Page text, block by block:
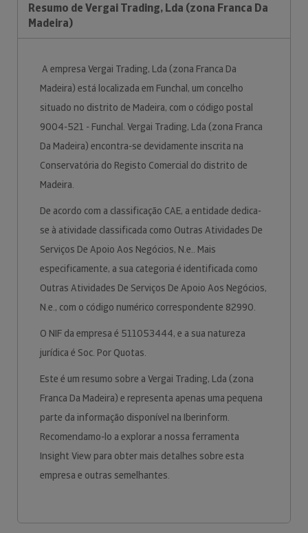
Resumo de Vergai Trading, Lda (zona Franca Da
Madeira)
A empresa Vergai Trading, Lda (zona Franca Da
Madeira) está localizada em Funchal, um concelho
situado no distrito de Madeira, com o código postal
9004-521 - Funchal. Vergai Trading, Lda (zona Franca
Da Madeira) encontra-se devidamente inscrita na
Conservatória do Registo Comercial do distrito de
Madeira.
De acordo com a classificação CAE, a entidade dedica-
se à atividade classificada como Outras Atividades De
Serviços De Apoio Aos Negócios, N.e.. Mais
especificamente, a sua categoria é identificada como
Outras Atividades De Serviços De Apoio Aos Negócios,
N.e., com o código numérico correspondente 82990.
O NIF da empresa é 511053444, e a sua natureza
jurídica é Soc. Por Quotas.
Este é um resumo sobre a Vergai Trading, Lda (zona
Franca Da Madeira) e representa apenas uma pequena
parte da informação disponível na Iberinform.
Recomendamo-lo a explorar a nossa ferramenta
Insight View para obter mais detalhes sobre esta
empresa e outras semelhantes.